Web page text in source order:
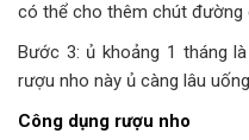
có thể cho thêm chút
Bước 3: ủ khoảng 1 tháng
rượu nho này ủ càng lâu
Công dụng rượu nho